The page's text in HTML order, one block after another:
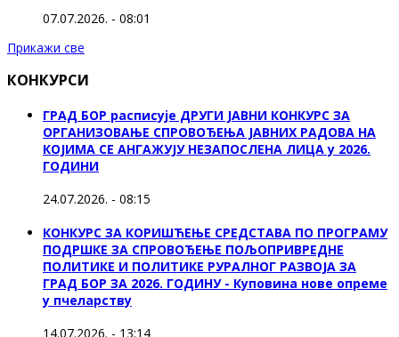
07.07.2026. - 08:01
Прикажи све
КОНКУРСИ
ГРАД БОР расписује ДРУГИ ЈАВНИ КОНКУРС ЗА
ОРГАНИЗОВАЊЕ СПРОВОЂЕЊА ЈАВНИХ РАДОВА НА
КОЈИМА СЕ АНГАЖУЈУ НЕЗАПОСЛЕНА ЛИЦА у 2026.
ГОДИНИ
24.07.2026. - 08:15
КОНКУРС ЗА КОРИШЋЕЊЕ СРЕДСТАВА ПО ПРОГРАМУ
ПОДРШКЕ ЗА СПРОВОЂЕЊЕ ПОЉОПРИВРЕДНЕ
ПОЛИТИКЕ И ПОЛИТИКЕ РУРАЛНОГ РАЗВОЈА ЗА
ГРАД БОР ЗА 2026. ГОДИНУ - Куповина нове опреме
у пчеларству
14.07.2026. - 13:14